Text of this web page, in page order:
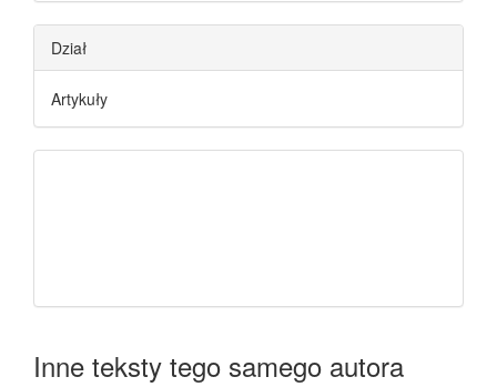
Dział
Artykuły
Inne teksty tego samego autora